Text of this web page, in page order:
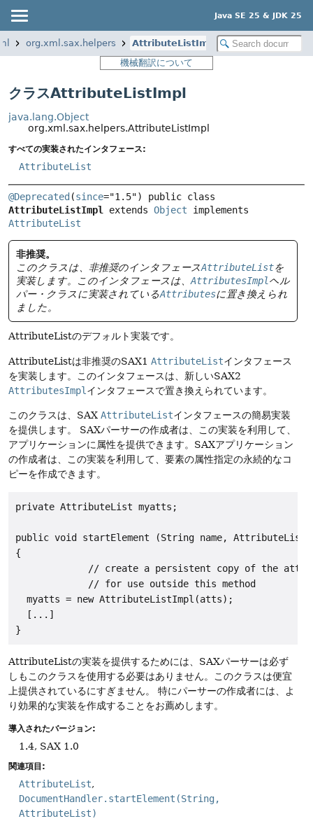
Java SE 25 & JDK 25
org.xml.sax.helpers
AttributeListImpl
機械翻訳について
クラスAttributeListImpl
java.lang.Object
org.xml.sax.helpers.AttributeListImpl
すべての実装されたインタフェース:
AttributeList
@Deprecated (since="1.5")
AttributeListImpl extends Object
AttributeList
非推奨。
このクラスは、非推奨のインタフェースAttributeListを
実装します。このインタフェースは、AttributesImplヘル
パー・クラスに実装されているAttributesに置き換えられ
ました。
AttributeListのデフォルト実装です。
AttributeListは非推奨のSAX1 AttributeListインタフェース
を実装します。このインタフェースは、新しいSAX2
AttributesImpl インタフェースで置き換えられています。
このクラスは、SAX AttributeListインタフェースの簡易実装
を提供します。
SAXパーサーの作成者は、この実装を利用して、
アプリケーションに属性を提供できます。SAXアプリケーション
の作成者は、この実装を利用して、要素の属性指定の永続的なコ
ピーを作成できます。
private AttributeList myatts;
public void startElement (String name, AttributeList
{
// create a persistent copy of the
             // for use outside this method
  myatts = new AttributeListImpl(atts);
  [...]
AttributeListの実装を提供するためには、SAXパーサーは必ず
しもこのクラスを使用する必要はありません。このクラスは便宜
上提供されているにすぎません。
特にパーサーの作成者には、よ
り効果的な実装を作成することをお薦めします。
導入されたバージョン:
1.4, SAX 1.0
関連項目:
AttributeList
DocumentHandler.startElement(String,
AttributeList)